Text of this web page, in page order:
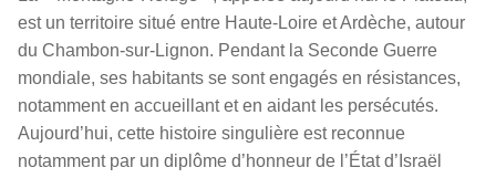
est un territoire situé entre Haute-Loire et Ardèche, autour
du Chambon-sur-Lignon. Pendant la Seconde Guerre
mondiale, ses habitants se sont engagés en résistances,
notamment en accueillant et en aidant les persécutés.
Aujourd’hui, cette histoire singulière est reconnue
notamment par un diplôme d’honneur de l’État d’Israël